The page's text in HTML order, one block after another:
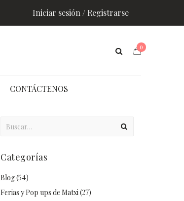
Iniciar sesión / Registrarse
0
CONTÁCTENOS
Categorías
Blog(54)
Ferias y Pop ups de Matxi(27)